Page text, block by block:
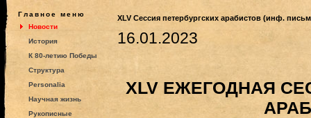
Главное меню
Новости
История
К 80-летию Победы
Структура
Personalia
Научная жизнь
Рукописные
XLV Cессия петербургских арабистов (инф.
16.01.2023
XLV ЕЖЕГОДНАЯ